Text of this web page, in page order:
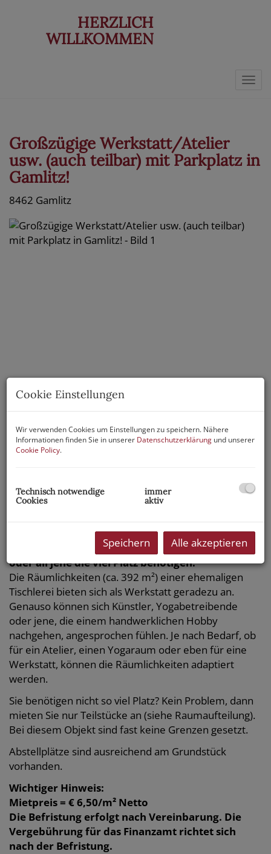
HERZLICH
WILLKOMMEN
Großzügige Werkstatt/Atelier
usw. (auch teilbar) mit Parkplatz in
Gamlitz!
8462 Gamlitz
Beschreibung
Eine tolle Möglichkeit für Handwerker, Künstler
oder all jene die viel Platz benötigen!
Die Räumlichkeiten (ca. 392 m²) einer ehemaligen
Tischlerei bieten sich als Werkstatt geradezu an.
Genauso können sich Künstler, Yogabetreibende
oder jene, die einem handwerklichen Hobby
nachgehen, angesprochen fühlen. Je nach Bedarf, ob
für ein Atelier, einen Yogaraum oder eben für eine
Werkstatt, können die Räumlichkeiten adaptiert
werden.
Sie benötigen nicht so viel Platz? Kein Problem, dann
mieten Sie nur Teilstücke an (siehe Raumaufteilung).
Bei diesem Objekt sind fast keine Grenzen gesetzt.
Abstellplätze sind ausreichend am Grundstück
vorhanden.
Wichtiger Hinweis:
Mietpreis = € 6,50/m² Netto
Die Befristung erfolgt nach Vereinbarung. Die
Vergebührung für das Finanzamt richtet sich
nach der Befristung.
Cookie Einstellungen
Wir verwenden Cookies um Einstellungen zu speichern. Nähere
Informationen finden Sie in unserer Datenschutzerklärung und unserer
Cookie Policy.
Technisch notwendige
Cookies
immer
aktiv
Speichern Alle akzeptieren